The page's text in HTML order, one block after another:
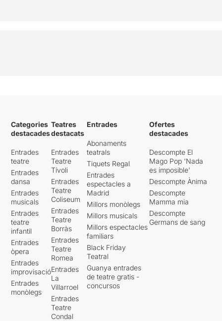
Categories
destacades
Entrades
teatre
Entrades
dansa
Entrades
musicals
Entrades
teatre
infantil
Entrades
òpera
Entrades
improvisació
Entrades
monòlegs
Teatres
destacats
Entrades
Teatre
Tívoli
Entrades
Teatre
Coliseum
Entrades
Teatre
Borràs
Entrades
Teatre
Romea
Entrades
La
Villarroel
Entrades
Teatre
Condal
Entrades
Abonaments
teatrals
Tiquets Regal
Entrades
espectacles a
Madrid
Millors monòlegs
Millors musicals
Millors espectacles
familiars
Black Friday
Teatral
Guanya entrades
de teatre gratis -
concursos
Ofertes
destacades
Descompte El
Mago Pop 'Nada
es imposible'
Descompte Ànima
Descompte
Mamma mia
Descompte
Germans de sang